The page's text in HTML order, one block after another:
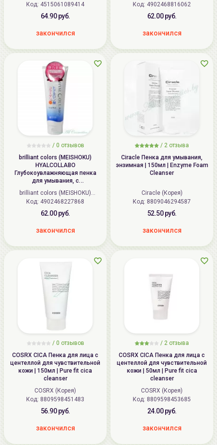
Код: 4515061089414
64.90 руб.
закончился
(Япония)
Код: 4902468816062
62.00 руб.
закончился
/ 0 отзывов
brilliant colors (MEISHOKU)
HYALCOLLABO
Глубокоувлажняющая пенка
для умывания, с
наноколлагеном и
наногиалуроновой кислотой |
100г | HYALCOLLABO Facial Wash
brilliant colors (MEISHOKU)
(Япония)
Код: 4902468227868
62.00 руб.
закончился
/ 2 отзыва
Ciracle Пенка для умывания,
энзимная | 150мл | Enzyme Foam
Cleanser
Ciracle (Корея)
Код: 8809046294587
52.50 руб.
закончился
/ 0 отзывов
COSRX CICA Пенка для лица с
центеллой для чувствительной
кожи | 150мл | Pure fit cica
cleanser
COSRX (Корея)
Код: 8809598451483
56.90 руб.
закончился
/ 2 отзыва
COSRX CICA Пенка для лица с
центеллой для чувствительной
кожи | 50мл | Pure fit cica
cleanser
COSRX (Корея)
Код: 8809598453685
24.00 руб.
закончился